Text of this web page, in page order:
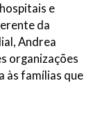
e
da
Andrea
organizações
às famílias que